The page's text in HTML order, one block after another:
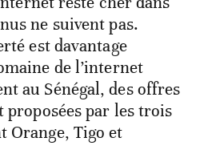
ne suivent pas.
est davantage
de l’internet
au Sénégal, des offres
proposées par les trois
Orange, Tigo et